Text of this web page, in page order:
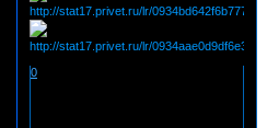
0